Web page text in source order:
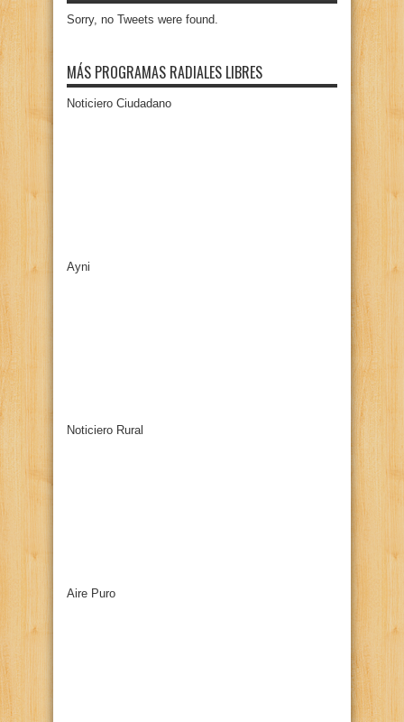
Sorry, no Tweets were found.
MÁS PROGRAMAS RADIALES LIBRES
Noticiero Ciudadano
Ayni
Noticiero Rural
Aire Puro